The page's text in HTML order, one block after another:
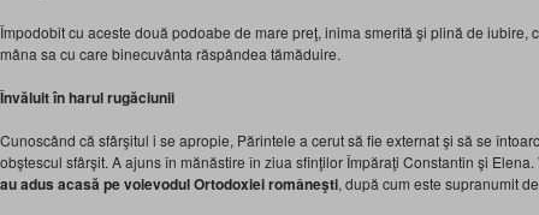
Împodobit cu aceste două podoabe de mare preţ, inima smerită şi plină de iubire,
mâna sa cu care binecuvânta răspândea tămăduire.
Învăluit în harul rugăciunii
Cunoscând că sfârşitul i se apropie, Părintele a cerut să fie externat şi să se
obştescul sfârşit. A ajuns în mănăstire în ziua sfinţilor Împăraţi Constantin şi Elena.
au adus acasă pe voievodul Ortodoxiei româneşti, după cum este supranumit